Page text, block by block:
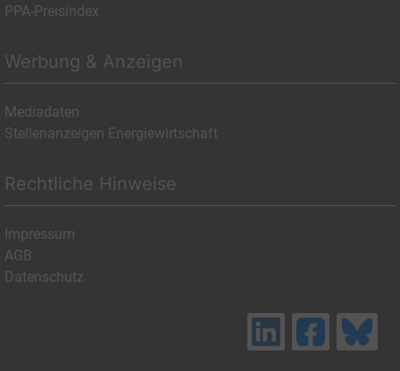
PPA-Preisindex
Werbung & Anzeigen
Mediadaten
Stellenanzeigen Energiewirtschaft
Rechtliche Hinweise
Impressum
AGB
Datenschutz